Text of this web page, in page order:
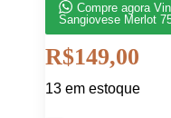
Compre agora
Sangiovese Merlot
R$149,00
13 em estoque